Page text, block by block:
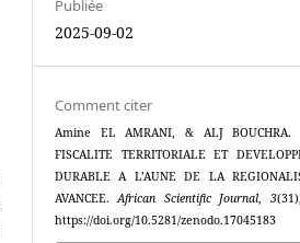
Publiée
2025-09-02
Comment citer
Amine EL AMRANI, & ALJ BOUCHRA.
FISCALITE TERRITORIALE ET
DURABLE A L’AUNE DE LA
AVANCEE.African Scientific Journal, 3
https://doi.org/10.5281/zenodo.17045183